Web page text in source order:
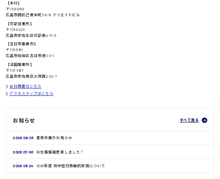
鳥取県
日給8000円〜
【本社】
〒733-0812
広島市西区己斐本町2-6-18 クリエイトビル
【可部営業所】
〒731-0223
広島市安佐北区可部南4-17-5
【五日市事業所】
〒731-5161
広島市佐伯区五日市港2-2-1
【沼田事業所】
〒731-3167
広島市安佐南区大塚西2-22-7
会社概要はこちら
アクセスマップはこちら
お知らせ すべて見る
2026.08.03 夏季休業のお知らせ
2026.07.06 お仕事情報更新しました！
2026.06.24 2026年度 熱中症対策継続実施について